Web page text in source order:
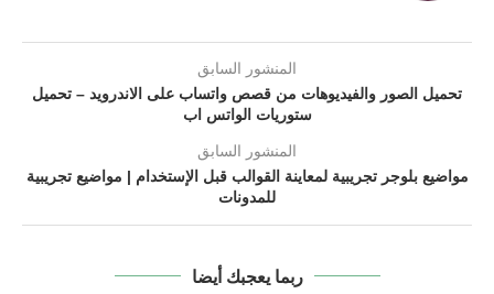
المنشور السابق
تحميل الصور والفيديوهات من قصص واتساب على الاندرويد – تحميل
ستوريات الواتس اب
المنشور السابق
مواضيع بلوجر تجريبية لمعاينة القوالب قبل الإستخدام | مواضيع تجريبية
للمدونات
ربما يعجبك أيضا